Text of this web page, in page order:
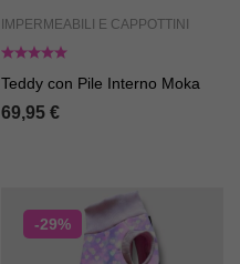
IMPERMEABILI E CAPPOTTINI
Teddy con Pile Interno Moka
69,95 €
-29%